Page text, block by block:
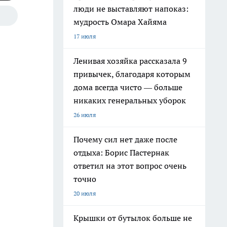
люди не выставляют напоказ:
мудрость Омара Хайяма
17 июля
Ленивая хозяйка рассказала 9
привычек, благодаря которым
дома всегда чисто — больше
никаких генеральных уборок
26 июля
Почему сил нет даже после
отдыха: Борис Пастернак
ответил на этот вопрос очень
точно
20 июля
Крышки от бутылок больше не